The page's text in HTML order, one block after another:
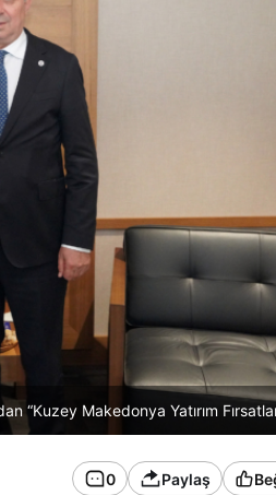
“Kuzey Makedonya Yatırım
0 Paylaş